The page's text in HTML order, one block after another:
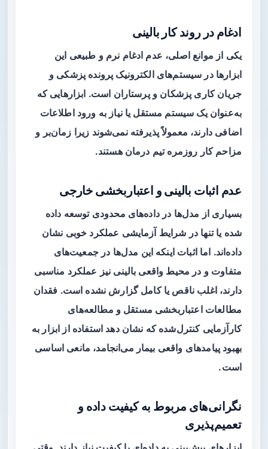
ادغام در روند کار بالینی
یکی از موانع اصلی، عدم ادغام نرم و طبیعی این
ابزارها در سیستم‌های الکترونیک پرونده پزشکی و
جریان کاری پزشکان و پرستاران است. ابزارهایی که
به‌عنوان یک سیستم مستقل یا نیاز به ورود اطلاعات
اضافی دارند، معمولاً پذیرفته نمی‌شوند زیرا زمان‌بر و
مزاحم کار روزمره تیم درمان هستند.
عدم اثبات بالینی و اعتباربخشی خارجی
بسیاری از مدل‌ها در داده‌های محدودی توسعه داده
شده یا تنها در شرایط آزمایشی عملکرد خوبی نشان
داده‌اند. اما اثبات اینکه این مدل‌ها در جمعیت‌های
متفاوت و در محیط واقعی بالینی نیز عملکرد مناسبی
دارند، اغلب ناقص یا کامل گزارش نشده است. فقدان
مطالعات اعتباربخشی مستقل و مطالعه‌های
کارآزمایی کنترل‌شده که نشان دهد استفاده از ابزار به
بهبود پیامدهای واقعی بیمار می‌انجامد، مانعی اساسی
است.
نگرانی‌های مربوط به کیفیت داده و
تعمیم‌پذیری